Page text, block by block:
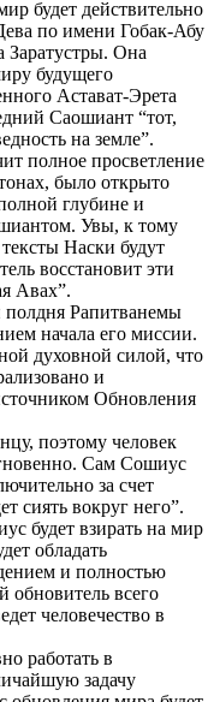
будет действительно
по имени Гобак-Абу
Заратустры. Она
будущего
Астават-Эрета
Саошиант “тот,
на земле”.
полное просветление
было открыто
глубине и
Увы, к тому
Наски будут
восстановит эти
Авах”.
полдня Рапитванемы
начала его миссии.
духовной силой, что
и
Обновления
поэтому человек
Сам Сошиус
за счет
сиять вокруг него”.
будет взирать на мир
обладать
и полностью
обновитель всего
человечество в
работать в
задачу